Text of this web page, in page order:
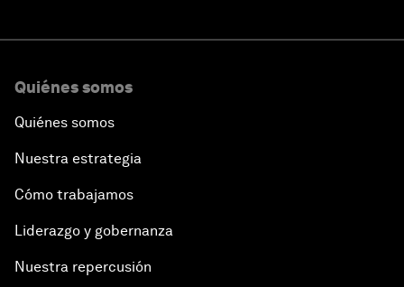
Quiénes somos
Quiénes somos
Nuestra estrategia
Cómo trabajamos
Liderazgo y gobernanza
Nuestra repercusión